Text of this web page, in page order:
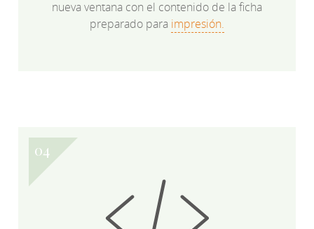
nueva ventana con el contenido de la ficha
preparado para impresión.